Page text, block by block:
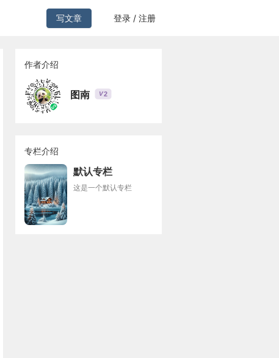
写文章 登录 / 注册
作者介绍
图南 V2
专栏介绍
默认专栏
这是一个默认专栏